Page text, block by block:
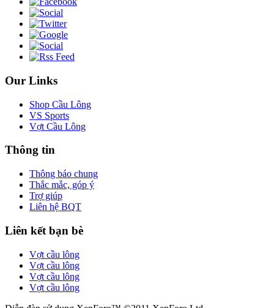
Our Links
Shop Cầu Lông
VS Sports
Vợt Cầu Lông
Thông tin
Thông báo chung
Thắc mắc, góp ý
Trợ giúp
Liên hệ BQT
Liên kết bạn bè
Vợt cầu lông
Vợt cầu lông
Vợt cầu lông
Vợt cầu lông